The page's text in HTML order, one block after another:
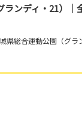
ンディ・21）｜
県総合運動公園（グ